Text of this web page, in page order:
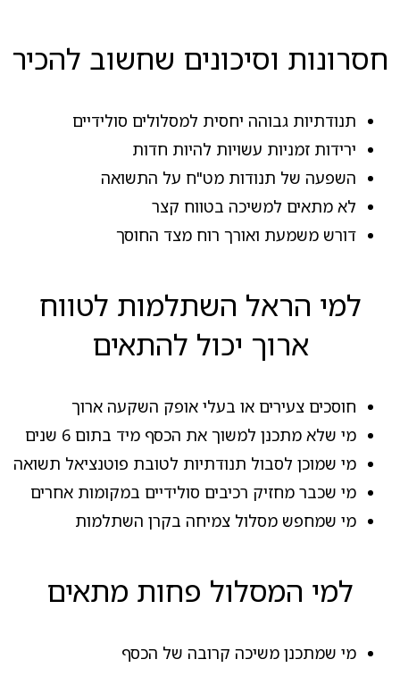
חסרונות וסיכונים שחשוב להכיר
תנודתיות גבוהה יחסית למסלולים סולידיים
ירידות זמניות עשויות להיות חדות
השפעה של תנודות מט"ח על התשואה
לא מתאים למשיכה בטווח קצר
דורש משמעת ואורך רוח מצד החוסך
למי הראל השתלמות לטווח
ארוך יכול להתאים
חוסכים צעירים או בעלי אופק השקעה ארוך
מי שלא מתכנן למשוך את הכסף מיד בתום 6 שנים
מי שמוכן לסבול תנודתיות לטובת פוטנציאל תשואה
מי שכבר מחזיק רכיבים סולידיים במקומות אחרים
מי שמחפש מסלול צמיחה בקרן השתלמות
למי המסלול פחות מתאים
מי שמתכנן משיכה קרובה של הכסף